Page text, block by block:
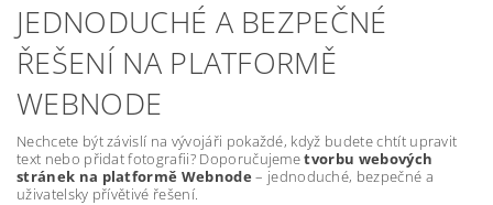
JEDNODUCHÉ A BEZPEČNÉ
ŘEŠENÍ NA PLATFORMĚ
WEBNODE
Nechcete být závislí na vývojáři pokaždé, když budete chtít upravit
text nebo přidat fotografii? Doporučujemetvorbu webových
stránek na platformě Webnode – jednoduché, bezpečné a
uživatelsky přívětivé řešení.